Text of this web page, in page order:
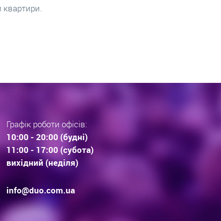
Що купують Львів’яни та
Графік роботи офісів:
10:00 - 20:00 (будні)
11:00 - 17:00 (субота)
вихідний (неділя)
info@duo.com.ua